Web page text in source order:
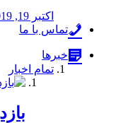
اکتبر 19, 2019
تماس با ما
خبرها
تمام اخبار